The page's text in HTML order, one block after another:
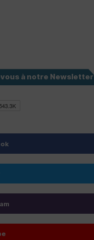
à notre Newsletter